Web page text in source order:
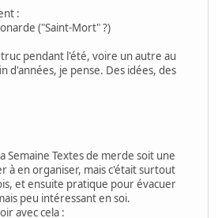
:
("Saint-Mort" ?)
pendant l'été, voire un autre au
d'années, je pense. Des idées, des
Semaine Textes de merde soit une
à en organiser, mais c'était surtout
et ensuite pratique pour évacuer
peu intéressant en soi.
avec cela :